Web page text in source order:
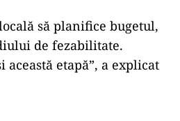
să planifice bugetul,
de fezabilitate.
etapă”, a explicat